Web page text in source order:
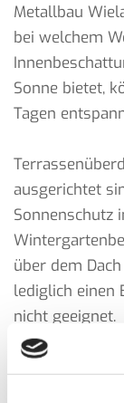
Metallbau
bei welchem
Sonne bietet,
Tagen
ausgerichtet
Sonnenschutz
über dem
lediglich einen
nicht geeignet.
Als